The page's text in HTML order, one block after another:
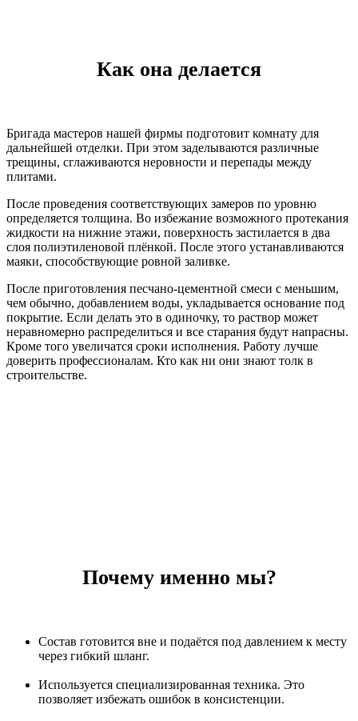
Как она делается
Бригада мастеров нашей фирмы подготовит комнату для
дальнейшей отделки. При этом заделываются различные
трещины, сглаживаются неровности и перепады между
плитами.
После проведения соответствующих замеров по уровню
определяется толщина. Во избежание возможного протекания
жидкости на нижние этажи, поверхность застилается в два
слоя полиэтиленовой плёнкой. После этого устанавливаются
маяки, способствующие ровной заливке.
После приготовления песчано-цементной смеси с меньшим,
чем обычно, добавлением воды, укладывается основание под
покрытие. Если делать это в одиночку, то раствор может
неравномерно распределиться и все старания будут напрасны.
Кроме того увеличатся сроки исполнения. Работу лучше
доверить профессионалам. Кто как ни они знают толк в
строительстве.
Почему именно мы?
Состав готовится вне и подаётся под давлением к месту
через гибкий шланг.
Используется специализированная техника. Это
позволяет избежать ошибок в консистенции.